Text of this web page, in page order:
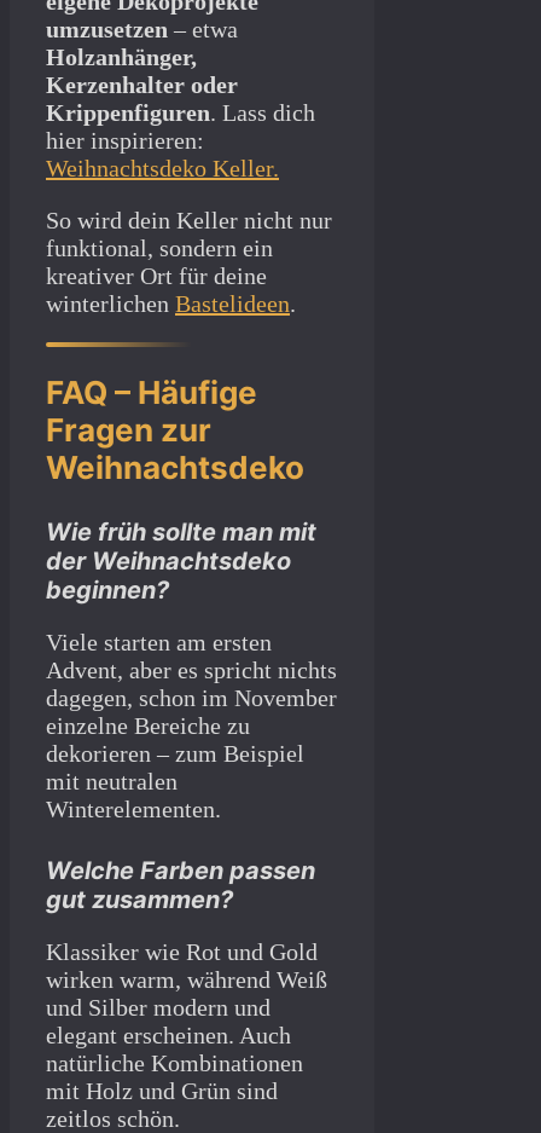
umzusetzen – etwa
Holzanhänger,
Kerzenhalter oder
Krippenfiguren. Lass dich
hier inspirieren:
Weihnachtsdeko Keller.
So wird dein Keller nicht nur
funktional, sondern ein
kreativer Ort für deine
winterlichen Bastelideen.
FAQ – Häufige
Fragen zur
Weihnachtsdeko
Wie früh sollte man mit
der Weihnachtsdeko
beginnen?
Viele starten am ersten
Advent, aber es spricht nichts
dagegen, schon im November
einzelne Bereiche zu
dekorieren – zum Beispiel
mit neutralen
Winterelementen.
Welche Farben passen
gut zusammen?
Klassiker wie Rot und Gold
wirken warm, während Weiß
und Silber modern und
elegant erscheinen. Auch
natürliche Kombinationen
mit Holz und Grün sind
zeitlos schön.